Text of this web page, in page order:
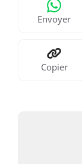
Envoyer
Copier